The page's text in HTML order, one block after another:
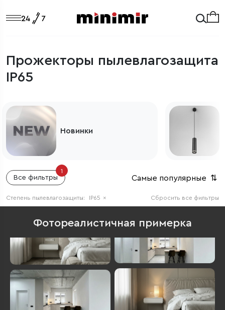
Прожекторы пылевлагозащита
IP65
Светильники
Все фильтры
1
Самые популярные ⇅
Сбросить все фильтры
Степень пылевлагозащиты: IP65 ×
Фотореалистичная примерка